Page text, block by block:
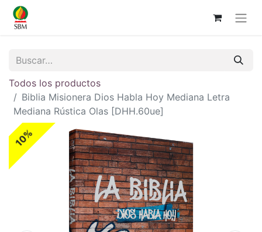
Todos los productos
Biblia Misionera Dios Habla Hoy Mediana Letra
Mediana Rústica Olas [DHH.60ue]
10%